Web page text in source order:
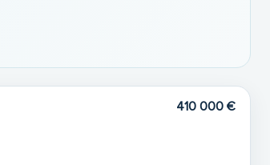
410 000 €